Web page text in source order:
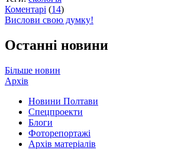
Коментарі (14)
Вислови свою думку!
Останні новини
Більше новин
Архів
Новини Полтави
Спецпроекти
Блоги
Фоторепортажі
Архів матеріалів